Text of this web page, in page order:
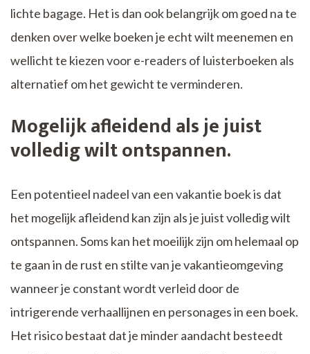
lichte bagage. Het is dan ook belangrijk om goed na te
denken over welke boeken je echt wilt meenemen en
wellicht te kiezen voor e-readers of luisterboeken als
alternatief om het gewicht te verminderen.
Mogelijk afleidend als je juist
volledig wilt ontspannen.
Een potentieel nadeel van een vakantie boek is dat
het mogelijk afleidend kan zijn als je juist volledig wilt
ontspannen. Soms kan het moeilijk zijn om helemaal op
te gaan in de rust en stilte van je vakantieomgeving
wanneer je constant wordt verleid door de
intrigerende verhaallijnen en personages in een boek.
Het risico bestaat dat je minder aandacht besteedt